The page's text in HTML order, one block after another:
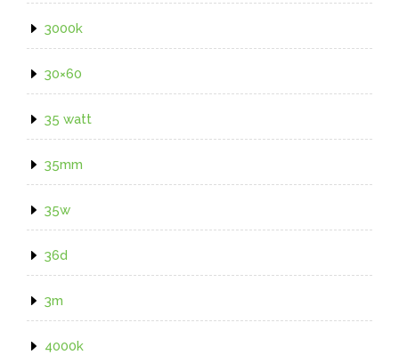
3000k
30×60
35 watt
35mm
35w
36d
3m
4000k